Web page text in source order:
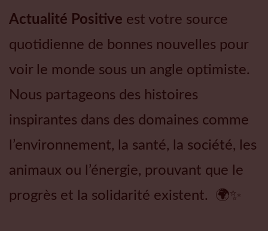
Actualité Positive est votre source
quotidienne de bonnes nouvelles pour
voir le monde sous un angle optimiste.
Nous partageons des histoires
inspirantes dans des domaines comme
l’environnement, la santé, la société, les
animaux ou l’énergie, prouvant que le
progrès et la solidarité existent. 🌍✨